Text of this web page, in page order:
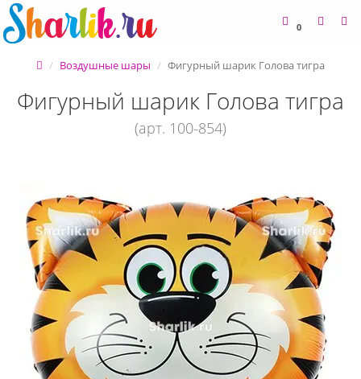
0
Воздушные шары Фигурный шарик Голова тигра
Фигурный шарик Голова тигра
(арт. 100-854)